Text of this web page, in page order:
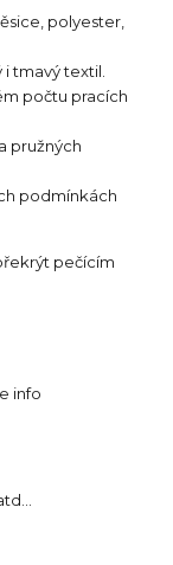
polyester,
tmavý textil.
počtu pracích
pružných
podmínkách
pečícím
info